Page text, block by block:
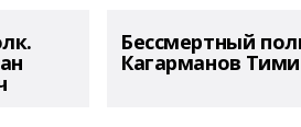
Бессмертный
Кагарманов